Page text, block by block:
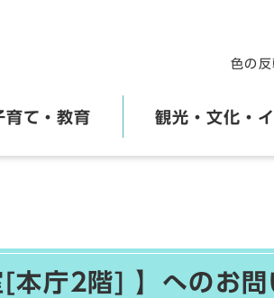
色の反
育て・教育 観光・文化・
[本庁2階] 】へのお問